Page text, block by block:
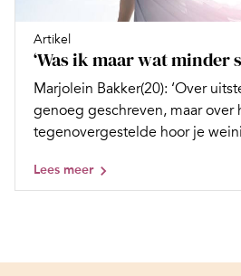
Artikel
‘Was ik maar wat minder
Marjolein Bakker(20): ‘Over
genoeg geschreven, maar over
tegenovergestelde hoor je
Lees meer